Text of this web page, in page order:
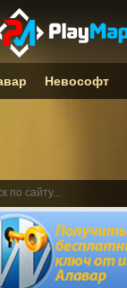
Невософт